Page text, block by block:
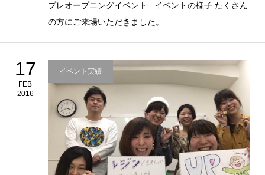
プレオープニングイベント イベントの様子 たくさん
の方にご来場いただきました。
17
FEB
2016
イベント実績